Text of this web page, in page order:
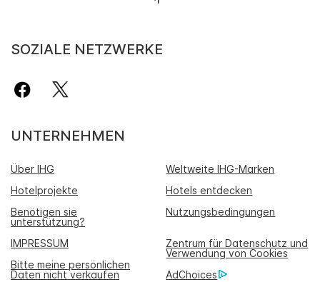
SOZIALE NETZWERKE
UNTERNEHMEN
Über IHG
Weltweite IHG-Marken
Hotelprojekte
Hotels entdecken
Benötigen sie
unterstützung?
Nutzungsbedingungen
IMPRESSUM
Zentrum für Datenschutz und
Verwendung von Cookies
Bitte meine persönlichen
Daten nicht verkaufen
AdChoices